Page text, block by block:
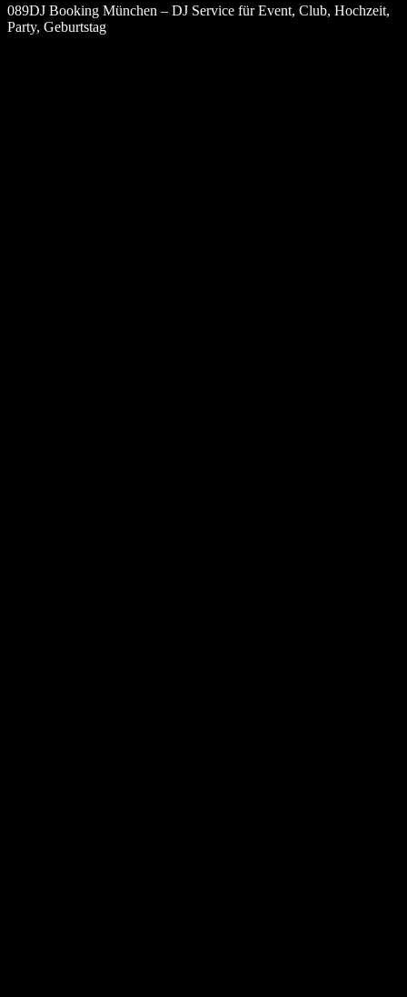
089DJ Booking München – DJ Service für Event, Club, Hochzeit,
Party, Geburtstag